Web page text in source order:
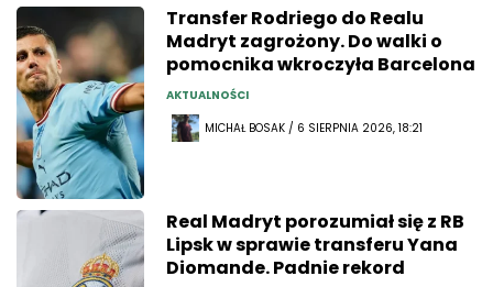
Transfer Rodriego do Realu
Madryt zagrożony. Do walki o
pomocnika wkroczyła Barcelona
AKTUALNOŚCI
MICHAŁ BOSAK / 6 SIERPNIA 2026, 18:21
Real Madryt porozumiał się z RB
Lipsk w sprawie transferu Yana
Diomande. Padnie rekord